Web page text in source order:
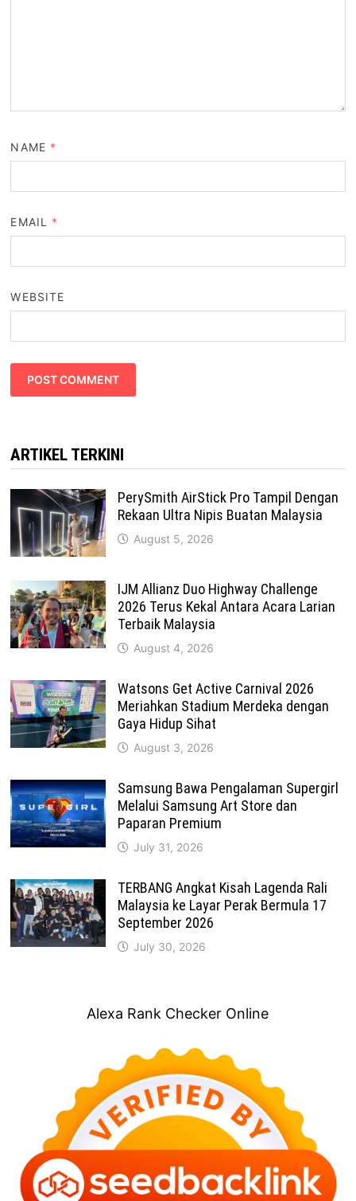
NAME *
EMAIL *
WEBSITE
ARTIKEL TERKINI
PerySmith AirStick Pro Tampil Dengan
Rekaan Ultra Nipis Buatan Malaysia
August 5, 2026
IJM Allianz Duo Highway Challenge
2026 Terus Kekal Antara Acara Larian
Terbaik Malaysia
August 4, 2026
Watsons Get Active Carnival 2026
Meriahkan Stadium Merdeka dengan
Gaya Hidup Sihat
August 3, 2026
Samsung Bawa Pengalaman Supergirl
Melalui Samsung Art Store dan
Paparan Premium
July 31, 2026
TERBANG Angkat Kisah Lagenda Rali
Malaysia ke Layar Perak Bermula 17
September 2026
July 30, 2026
Alexa Rank Checker Online